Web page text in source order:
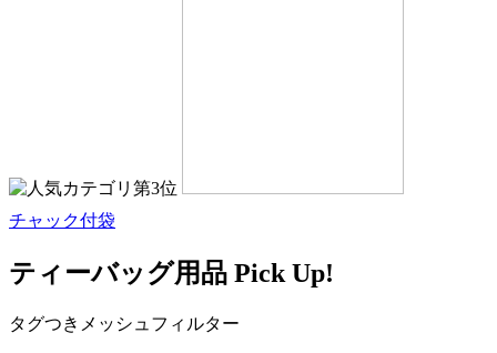
チャック付袋
ティーバッグ用品 Pick Up!
タグつきメッシュフィルター